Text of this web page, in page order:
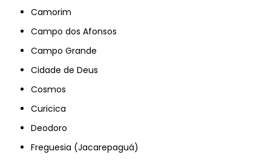
Camorim
Campo dos Afonsos
Campo Grande
Cidade de Deus
Cosmos
Curicica
Deodoro
Freguesia (Jacarepaguá)